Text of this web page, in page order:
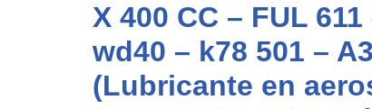
X 400 CC – FUL
wd40 – k78 501 –
(Lubricante en